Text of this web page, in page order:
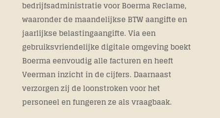
bedrijfsadministratie voor Boerma Reclame,
waaronder de maandelijkse BTW aangifte en
jaarlijkse belastingaangifte. Via een
gebruiksvriendelijke digitale omgeving boekt
Boerma eenvoudig alle facturen en heeft
Veerman inzicht in de cijfers. Daarnaast
verzorgen zij de loonstroken voor het
personeel en fungeren ze als vraagbaak.